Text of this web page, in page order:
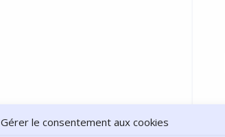
Gérer le consentement aux cookies